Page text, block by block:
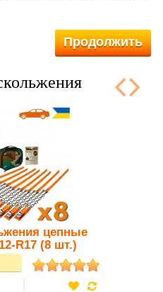
Продолжить
цепные
R17 (8 шт.)